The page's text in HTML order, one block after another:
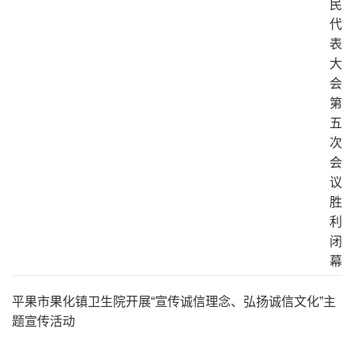
平果市果化镇卫生院开展“宣传诚信理念、弘扬诚信文化”主
题宣传活动